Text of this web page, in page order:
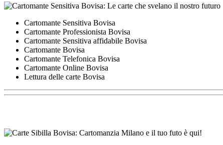
Cartomante Sensitiva Bovisa
Cartomante Professionista Bovisa
Cartomante Sensitiva affidabile Bovisa
Cartomante Bovisa
Cartomante Telefonica Bovisa
Cartomante Online Bovisa
Lettura delle carte Bovisa